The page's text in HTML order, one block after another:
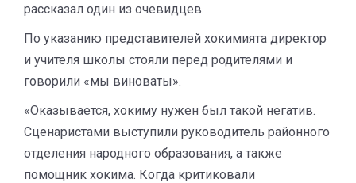
рассказал один из очевидцев.
По указанию представителей хокимията директор
и учителя школы стояли перед родителями и
говорили «мы виноваты».
«Оказывается, хокиму нужен был такой негатив.
Сценаристами выступили руководитель районного
отделения народного образования, а также
помощник хокима. Когда критиковали